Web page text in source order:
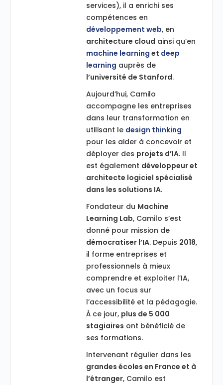
services), il a enrichi ses
compétences en
développement web, en
architecture cloud ainsi qu’en
machine learning et deep
learning auprès de
l’université de Stanford.
Aujourd’hui, Camilo
accompagne les entreprises
dans leur transformation en
utilisant le design thinking
pour les aider à concevoir et
déployer des projets d’IA. Il
est également développeur et
architecte logiciel spécialisé
dans les solutions IA.
Fondateur du Machine
Learning Lab, Camilo s’est
donné pour mission de
démocratiser l’IA. Depuis 2018,
il forme entreprises et
professionnels à mieux
comprendre et exploiter l’IA,
avec un focus sur
l’accessibilité et la pédagogie.
À ce jour, plus de 5 000
stagiaires ont bénéficié de
ses formations.
Intervenant régulier dans les
grandes écoles en France et à
l’étranger, Camilo est